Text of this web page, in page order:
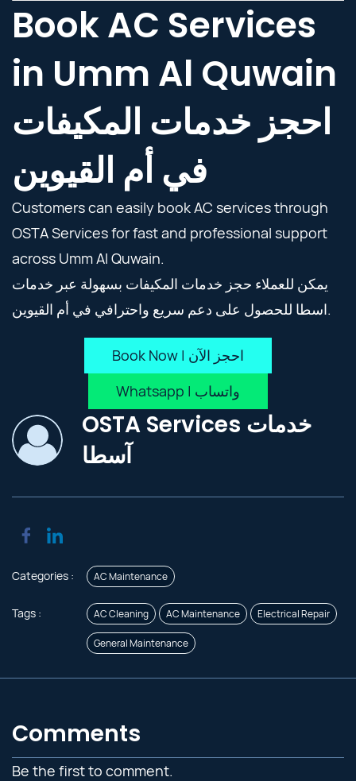
Book AC Services
in Umm Al Quwain
احجز خدمات المكيفات
في أم القيوين
Customers can easily book AC services through
OSTA Services for fast and professional support
across Umm Al Quwain.
يمكن للعملاء حجز خدمات المكيفات بسهولة عبر خدمات
اسطا للحصول على دعم سريع واحترافي في أم القيوين.
Book Now | احجز الآن
Whatsapp | واتساب
OSTA Services خدمات
آسطا
Categories : AC Maintenance
Tags : AC Cleaning AC Maintenance Electrical Repair
General Maintenance
Comments
Be the first to comment.